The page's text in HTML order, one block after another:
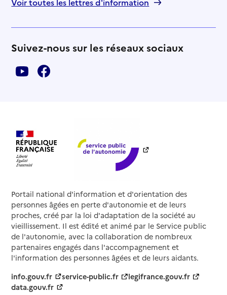
Voir toutes les lettres d'information
Suivez-nous sur les réseaux sociaux
Portail national d'information et d'orientation des
personnes âgées en perte d'autonomie et de leurs
proches, créé par la loi d'adaptation de la société au
vieillissement. Il est édité et animé par le Service public
de l'autonomie, avec la collaboration de nombreux
partenaires engagés dans l'accompagnement et
l'information des personnes âgées et de leurs aidants.
info.gouv.fr
service-public.fr
legifrance.gouv.fr
data.gouv.fr